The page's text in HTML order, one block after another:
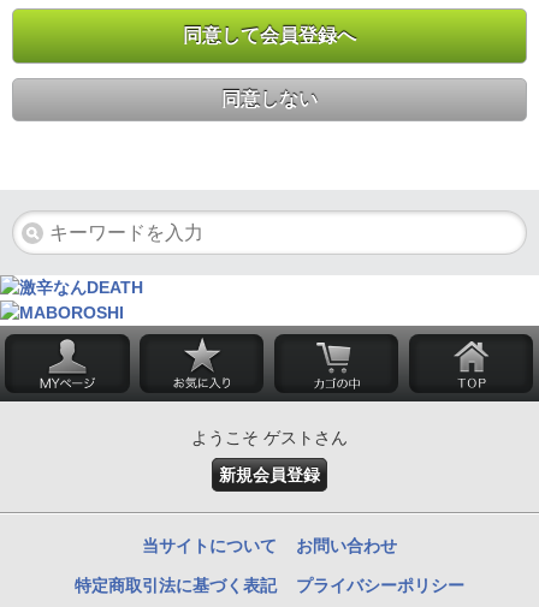
同意して会員登録へ
同意しない
ようこそ ゲストさん
新規会員登録
当サイトについて お問い合わせ
特定商取引法に基づく表記 プライバシーポリシー